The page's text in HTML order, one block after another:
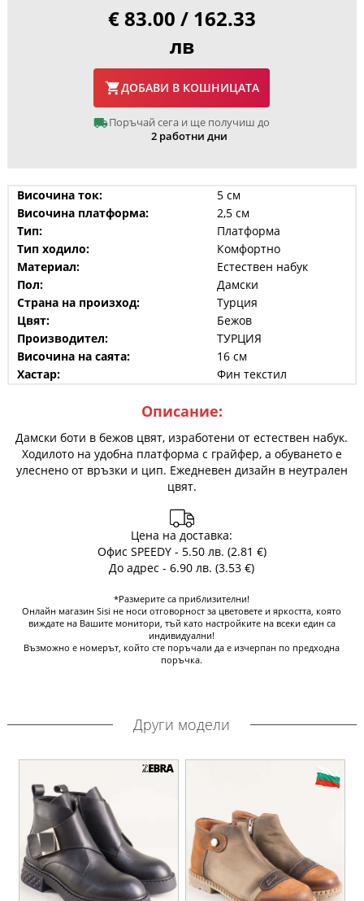
€ 83.00 / 162.33
лв
ДОБАВИ В КОШНИЦАТА
Поръчай сега и ще получиш до
2 работни дни
Височина ток:
5 см
Височина платформа:
2,5 см
Тип:
Платформа
Тип ходило:
Комфортно
Материал:
Естествен набук
Пол:
Дамски
Страна на произход:
Турция
Цвят:
Бежов
Производител:
ТУРЦИЯ
Височина на саята:
16 см
Хастар:
Фин текстил
Описание:
Дамски боти в бежов цвят, изработени от естествен набук.
Ходилото на удобна платформа с грайфер, а обуването е
улеснено от връзки и цип. Ежедневен дизайн в неутрален
цвят.
Цена на доставка:
Офис SPEEDY - 5.50 лв. (2.81 €)
До адрес - 6.90 лв. (3.53 €)
*Размерите са приблизителни!
Онлайн магазин Sisi не носи отговорност за цветовете и яркостта, която
виждате на Вашите монитори, тъй като настройките на всеки един са
индивидуални!
Възможно е номерът, който сте поръчали да е изчерпан по предходна
поръчка.
Други модели